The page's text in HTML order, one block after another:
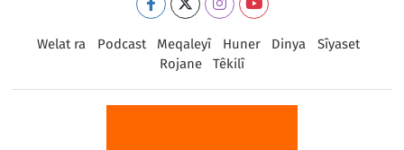
Welat ra Podcast Meqaleyî Huner Dinya
Sîyaset
Rojane
Têkilî